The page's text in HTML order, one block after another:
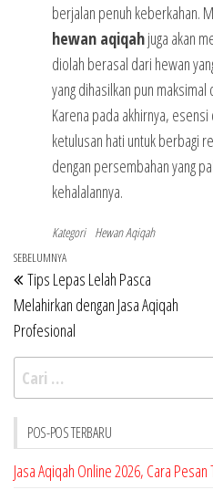
berjalan penuh keberkahan.
hewan aqiqahjuga akan
diolah berasal dari hewan
yang dihasilkan pun
Karena pada akhirnya,
ketulusan hati untuk berbagi
dengan persembahan yang
kehalalannya.
Kategori Hewan Aqiqah
Navigasi
pos
Pos
Sebelumnya
SEBELUMNYA
Tips Lepas Lelah Pasca
Melahirkan dengan Jasa Aqiqah
Profesional
Cari
untuk:
POS-POS TERBARU
Jasa Aqiqah Online 2026, Cara